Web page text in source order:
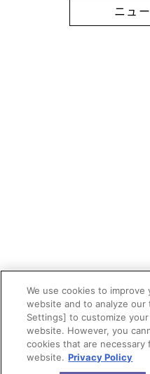
ニュ
We use cookies to
website and to analyze our
Settings] to customize
website. However, you
cookies that are
website. Privacy Policy